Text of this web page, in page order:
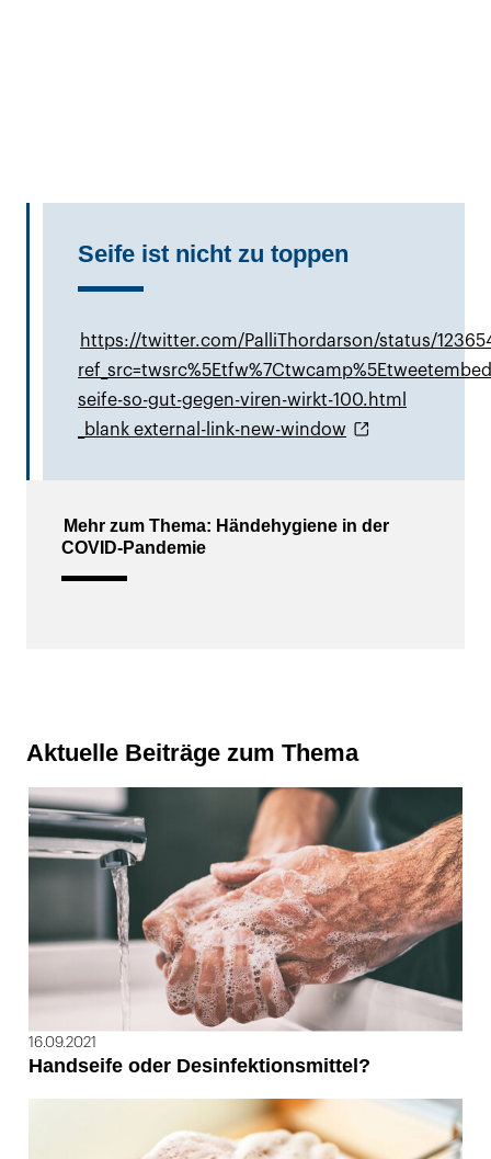
Seife ist nicht zu toppen
https://twitter.com/PalliThordarson/status/
seife-so-gut-gegen-viren-wirkt-100.html
_blank external-link-new-window
Mehr zum Thema: Händehygiene in der
COVID-Pandemie
Aktuelle Beiträge zum Thema
16.09.2021
Handseife oder Desinfektionsmittel?